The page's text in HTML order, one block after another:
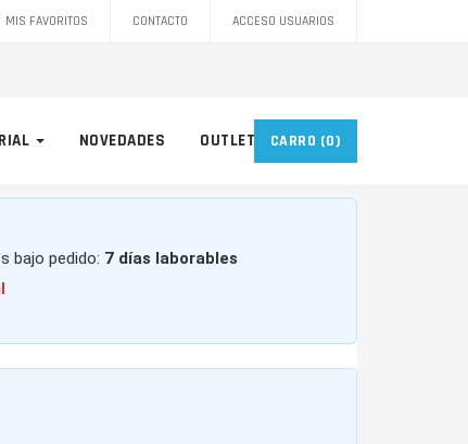
MIS FAVORITOS CONTACTO ACCESO USUARIOS
NOVEDADES OUTLET CARRO (0)
bajo pedido: 7 días laborables